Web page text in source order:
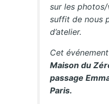
sur les
suffit de nous
d’atelier.
Cet
Maison du
passage
Paris.